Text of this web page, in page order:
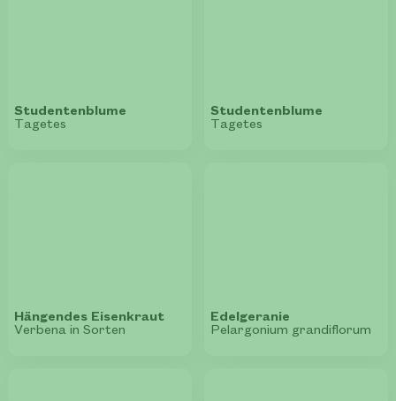
Studentenblume
Tagetes
Studentenblume
Tagetes
Hängendes Eisenkraut
Verbena in Sorten
Edelgeranie
Pelargonium grandiflorum